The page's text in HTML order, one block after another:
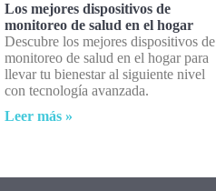
Los mejores dispositivos de
monitoreo de salud en el hogar
Descubre los mejores dispositivos de
monitoreo de salud en el hogar para
llevar tu bienestar al siguiente nivel
con tecnología avanzada.
Leer más »